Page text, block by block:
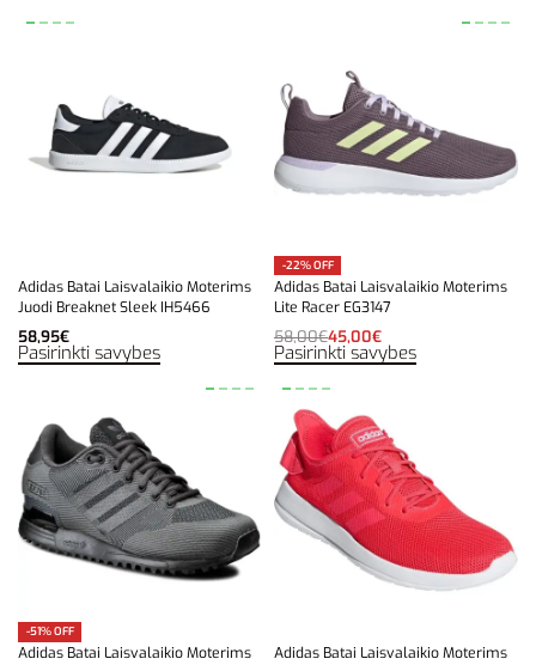
Adidas Batai Laisvalaikio Moterims
Juodi Breaknet Sleek IH5466
58,95€
Pasirinkti savybes
-22% OFF
Adidas Batai Laisvalaikio Moterims
Lite Racer EG3147
58,00€45,00€
Pasirinkti savybes
-51% OFF
Adidas Batai Laisvalaikio Moterims
Adidas Batai Laisvalaikio Moterims